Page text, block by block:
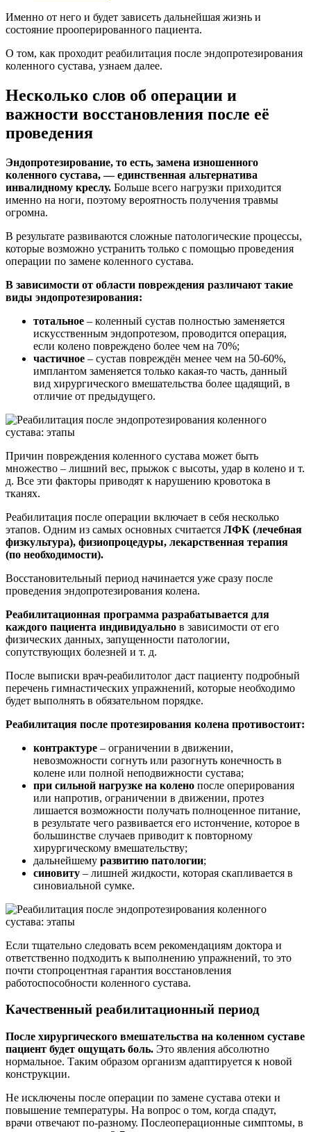
Именно от него и будет зависеть дальнейшая жизнь и
состояние прооперированного пациента.
О том, как проходит реабилитация после эндопротезирования
коленного сустава, узнаем далее.
Несколько слов об операции и
важности восстановления после её
проведения
Эндопротезирование, то есть, замена изношенного
коленного сустава, — единственная альтернатива
инвалидному креслу. Больше всего нагрузки приходится
именно на ноги, поэтому вероятность получения травмы
огромна.
В результате развиваются сложные патологические процессы,
которые возможно устранить только с помощью проведения
операции по замене коленного сустава.
В зависимости от области повреждения различают такие
виды эндопротезирования:
тотальное – коленный сустав полностью заменяется
искусственным эндопротезом, проводится операция,
если колено повреждено более чем на 70%;
частичное – сустав повреждён менее чем на 50-60%,
имплантом заменяется только какая-то часть, данный
вид хирургического вмешательства более щадящий, в
отличие от предыдущего.
Причин повреждения коленного сустава может быть
множество – лишний вес, прыжок с высоты, удар в колено и т.
д. Все эти факторы приводят к нарушению кровотока в
тканях.
Реабилитация после операции включает в себя несколько
этапов. Одним из самых основных считается ЛФК (лечебная
физкультура), физиопроцедуры, лекарственная терапия
(по необходимости).
Восстановительный период начинается уже сразу после
проведения эндопротезирования колена.
Реабилитационная программа разрабатывается для
каждого пациента индивидуально в зависимости от его
физических данных, запущенности патологии,
сопутствующих болезней и т. д.
После выписки врач-реабилитолог даст пациенту подробный
перечень гимнастических упражнений, которые необходимо
будет выполнять в обязательном порядке.
Реабилитация после протезирования колена противостоит:
контрактуре – ограничении в движении,
невозможности согнуть или разогнуть конечность в
колене или полной неподвижности сустава;
при сильной нагрузке на колено после оперирования
или напротив, ограничении в движении, протез
лишается возможности получать полноценное питание,
в результате чего развивается его истончение, которое в
большинстве случаев приводит к повторному
хирургическому вмешательству;
дальнейшему развитию патологии;
синовиту – лишней жидкости, которая скапливается в
синовиальной сумке.
Если тщательно следовать всем рекомендациям доктора и
ответственно подходить к выполнению упражнений, то это
почти стопроцентная гарантия восстановления
работоспособности коленного сустава.
Качественный реабилитационный период
После хирургического вмешательства на коленном суставе
пациент будет ощущать боль. Это явления абсолютно
нормальное. Таким образом организм адаптируется к новой
конструкции.
Не исключены после операции по замене сустава отеки и
повышение температуры. На вопрос о том, когда спадут,
врачи отвечают по-разному. Послеоперационные симптомы, в